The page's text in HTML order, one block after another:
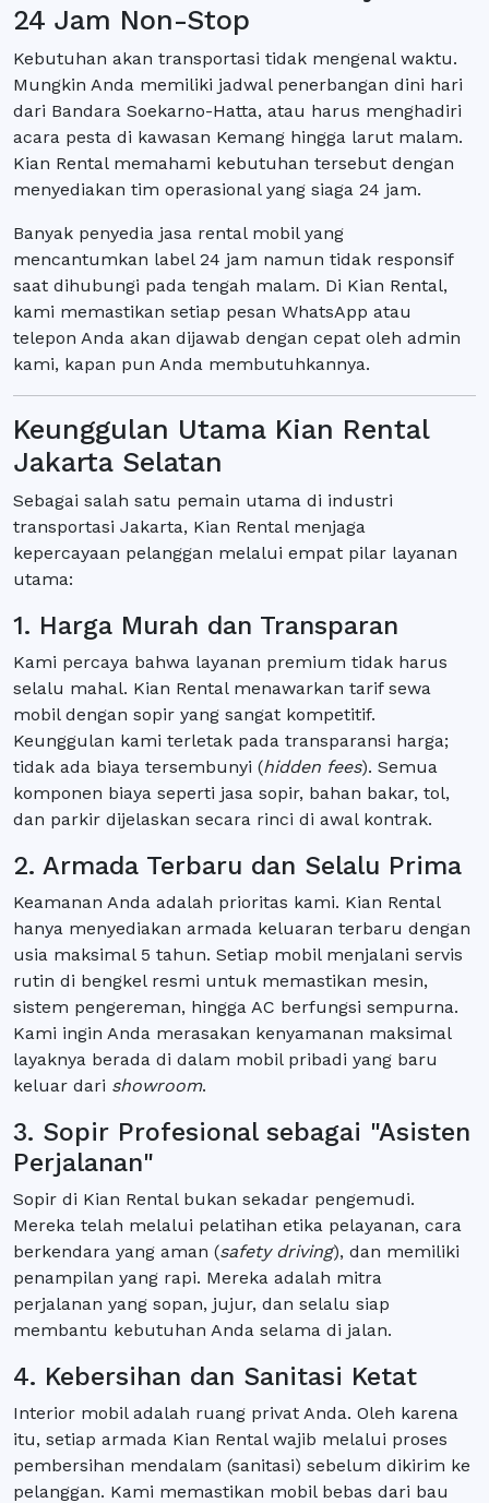
24 Jam Non-Stop
Kebutuhan akan transportasi tidak mengenal waktu.
Mungkin Anda memiliki jadwal penerbangan dini hari
dari Bandara Soekarno-Hatta, atau harus menghadiri
acara pesta di kawasan Kemang hingga larut malam.
Kian Rental memahami kebutuhan tersebut dengan
menyediakan tim operasional yang siaga 24 jam.
Banyak penyedia jasa rental mobil yang
mencantumkan label 24 jam namun tidak responsif
saat dihubungi pada tengah malam. Di Kian Rental,
kami memastikan setiap pesan WhatsApp atau
telepon Anda akan dijawab dengan cepat oleh admin
kami, kapan pun Anda membutuhkannya.
Keunggulan Utama Kian Rental
Jakarta Selatan
Sebagai salah satu pemain utama di industri
transportasi Jakarta, Kian Rental menjaga
kepercayaan pelanggan melalui empat pilar layanan
utama:
1. Harga Murah dan Transparan
Kami percaya bahwa layanan premium tidak harus
selalu mahal. Kian Rental menawarkan tarif sewa
mobil dengan sopir yang sangat kompetitif.
Keunggulan kami terletak pada transparansi harga;
tidak ada biaya tersembunyi (hidden fees). Semua
komponen biaya seperti jasa sopir, bahan bakar, tol,
dan parkir dijelaskan secara rinci di awal kontrak.
2. Armada Terbaru dan Selalu Prima
Keamanan Anda adalah prioritas kami. Kian Rental
hanya menyediakan armada keluaran terbaru dengan
usia maksimal 5 tahun. Setiap mobil menjalani servis
rutin di bengkel resmi untuk memastikan mesin,
sistem pengereman, hingga AC berfungsi sempurna.
Kami ingin Anda merasakan kenyamanan maksimal
layaknya berada di dalam mobil pribadi yang baru
keluar dari showroom.
3. Sopir Profesional sebagai "Asisten
Perjalanan"
Sopir di Kian Rental bukan sekadar pengemudi.
Mereka telah melalui pelatihan etika pelayanan, cara
berkendara yang aman (safety driving), dan memiliki
penampilan yang rapi. Mereka adalah mitra
perjalanan yang sopan, jujur, dan selalu siap
membantu kebutuhan Anda selama di jalan.
4. Kebersihan dan Sanitasi Ketat
Interior mobil adalah ruang privat Anda. Oleh karena
itu, setiap armada Kian Rental wajib melalui proses
pembersihan mendalam (sanitasi) sebelum dikirim ke
pelanggan. Kami memastikan mobil bebas dari bau